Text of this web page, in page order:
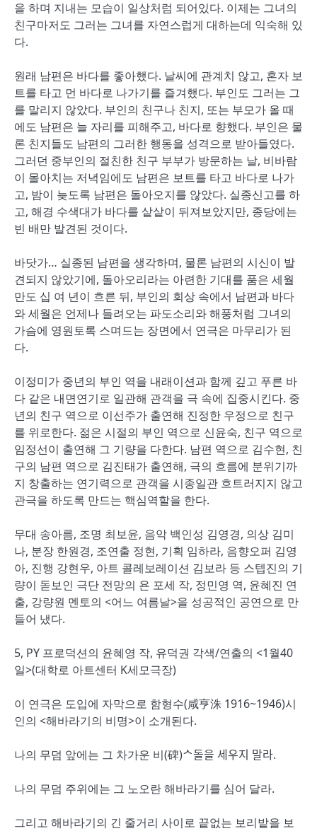
을 하며 지내는 모습이 일상처럼 되어있다. 이제는 그녀의
친구마저도 그러는 그녀를 자연스럽게 대하는데 익숙해 있
다.
원래 남편은 바다를 좋아했다. 날씨에 관계치 않고, 혼자 보
트를 타고 먼 바다로 나가기를 즐겨했다. 부인도 그러는 그
를 말리지 않았다. 부인의 친구나 친지, 또는 부모가 올 때
에도 남편은 늘 자리를 피해주고, 바다로 향했다. 부인은 물
론 친지들도 남편의 그러한 행동을 성격으로 받아들였다.
그러던 중부인의 절친한 친구 부부가 방문하는 날, 비바람
이 몰아치는 저녁임에도 남편은 보트를 타고 바다로 나가
고, 밤이 늦도록 남편은 돌아오지를 않았다. 실종신고를 하
고, 해경 수색대가 바다를 샅샅이 뒤져보았지만, 종당에는
빈 배만 발견된 것이다.
바닷가… 실종된 남편을 생각하며, 물론 남편의 시신이 발
견되지 않았기에, 돌아오리라는 아련한 기대를 품은 세월
만도 십 여 년이 흐른 뒤, 부인의 회상 속에서 남편과 바다
와 세월은 언제나 들려오는 파도소리와 해풍처럼 그녀의
가슴에 영원토록 스며드는 장면에서 연극은 마무리가 된
다.
이정미가 중년의 부인 역을 내래이션과 함께 깊고 푸른 바
다 같은 내면연기로 일관해 관객을 극 속에 집중시킨다. 중
년의 친구 역으로 이선주가 출연해 진정한 우정으로 친구
를 위로한다. 젊은 시절의 부인 역으로 신윤숙, 친구 역으로
임정선이 출연해 그 기량을 다한다. 남편 역으로 김수현, 친
구의 남편 역으로 김진태가 출연해, 극의 흐름에 분위기까
지 창출하는 연기력으로 관객을 시종일관 흐트러지지 않고
관극을 하도록 만드는 핵심역할을 한다.
무대 송아름, 조명 최보윤, 음악 백인성 김영경, 의상 김미
나, 분장 한원경, 조연출 정현, 기획 임하라, 음향오퍼 김영
아, 진행 강현우, 아트 콜레보레이션 김보라 등 스텝진의 기
량이 돋보인 극단 전망의 욘 포세 작, 정민영 역, 윤혜진 연
출, 강량원 멘토의 <어느 여름날>을 성공적인 공연으로 만
들어 냈다.
5, PY 프로덕션의 윤혜영 작, 유덕권 각색/연출의 <1월40
일>(대학로 아트센터 K세모극장)
이 연극은 도입에 자막으로 함형수(咸亨洙 1916~1946)시
인의 <해바라기의 비명>이 소개된다.
나의 무덤 앞에는 그 차가운 비(碑)ᄉ돌을 세우지 말라.
나의 무덤 주위에는 그 노오란 해바라기를 심어 달라.
그리고 해바라기의 긴 줄거리 사이로 끝없는 보리밭을 보